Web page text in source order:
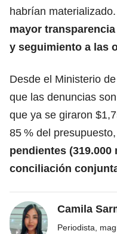
habrían materializado.
mayor
y seguimiento a las
Desde el Ministerio
que las denuncias
que ya se giraron
85 % del
pendientes
conciliación
Camila
Periodista,